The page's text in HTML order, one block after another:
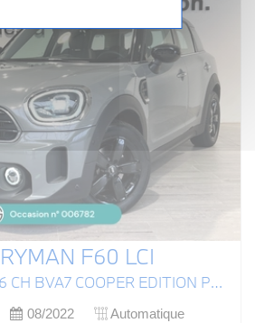
F60 LCI
COUNTRYMAN 136 CH BVA7 COOPER EDITION PREMIUM PLUS
08/2022
Automatique